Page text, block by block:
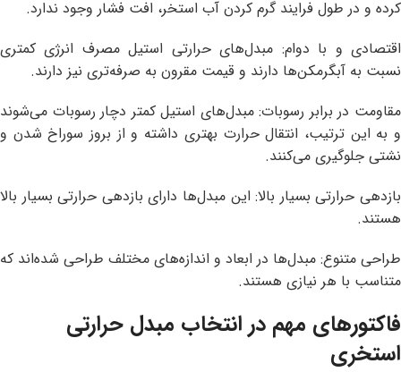
کرده و در طول فرایند گرم کردن آب استخر، افت فشار وجود ندارد.
اقتصادی و با دوام: مبدل‌های حرارتی استیل مصرف انرژی کمتری
نسبت به آبگرمکن‌ها دارند و قیمت مقرون به صرفه‌تری نیز دارند.
مقاومت در برابر رسوبات: مبدل‌های استیل کمتر دچار رسوبات می‌شوند
و به این ترتیب، انتقال حرارت بهتری داشته و از بروز سوراخ شدن و
نشتی جلوگیری می‌کنند.
بازدهی حرارتی بسیار بالا: این مبدل‌ها دارای بازدهی حرارتی بسیار بالا
هستند.
طراحی متنوع: مبدل‌ها در ابعاد و اندازه‌های مختلف طراحی شده‌اند که
متناسب با هر نیازی هستند.
فاکتورهای مهم در انتخاب مبدل حرارتی
استخری